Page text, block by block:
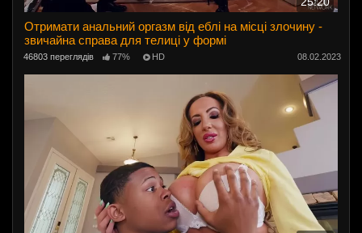
Отримати анальний оргазм від еблі на місці злочину -
звичайна справа для телиці у формі
46803 переглядів 77% HD 08.02.2023